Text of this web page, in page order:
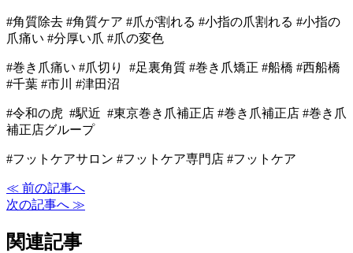
#角質除去 #角質ケア #爪が割れる #小指の爪割れる #小指の
爪痛い #分厚い爪 #爪の変色
#巻き爪痛い #爪切り #足裏角質 #巻き爪矯正 #船橋 #西船橋
#千葉 #市川 #津田沼
#令和の虎 #駅近 #東京巻き爪補正店 #巻き爪補正店 #巻き爪
補正店グループ
#フットケアサロン #フットケア専門店 #フットケア
≪ 前の記事へ
次の記事へ ≫
関連記事